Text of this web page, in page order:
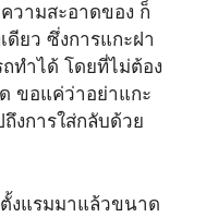
วามสะอาดของ ก็
ดียว ซึ่งการแกะฝา
ทำได้ โดยที่ไม่ต้อง
ขอแค่ว่าอย่าแกะ
งการใส่กลับด้วย
งแรมมาแล้วขนาด